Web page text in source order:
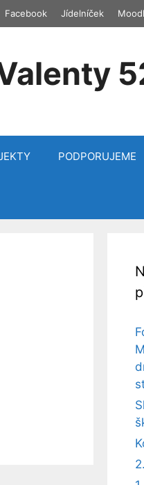
Facebook Jídelníček
PODPORUJEME